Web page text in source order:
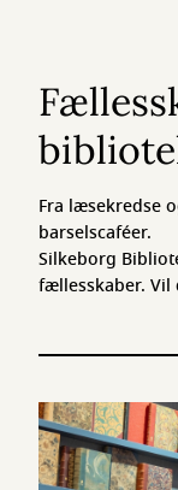
Fra læsekredse
barselscaféer.
Silkeborg
fællesskaber. Vil